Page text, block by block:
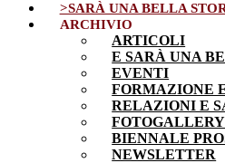
>SARÀ UNA BELLA
ARCHIVIO
ARTICOLI
E SARÀ UNA
EVENTI
FORMAZIONE
RELAZIONI E
FOTOGALLERY
BIENNALE
NEWSLETTER